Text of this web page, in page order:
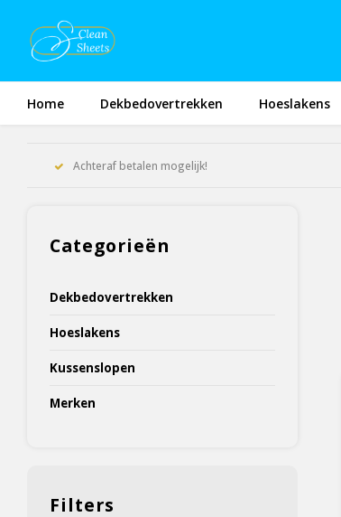
Home Dekbedovertrekken Hoeslakens
Achteraf betalen mogelijk!
Categorieën
Dekbedovertrekken
Hoeslakens
Kussenslopen
Merken
Filters